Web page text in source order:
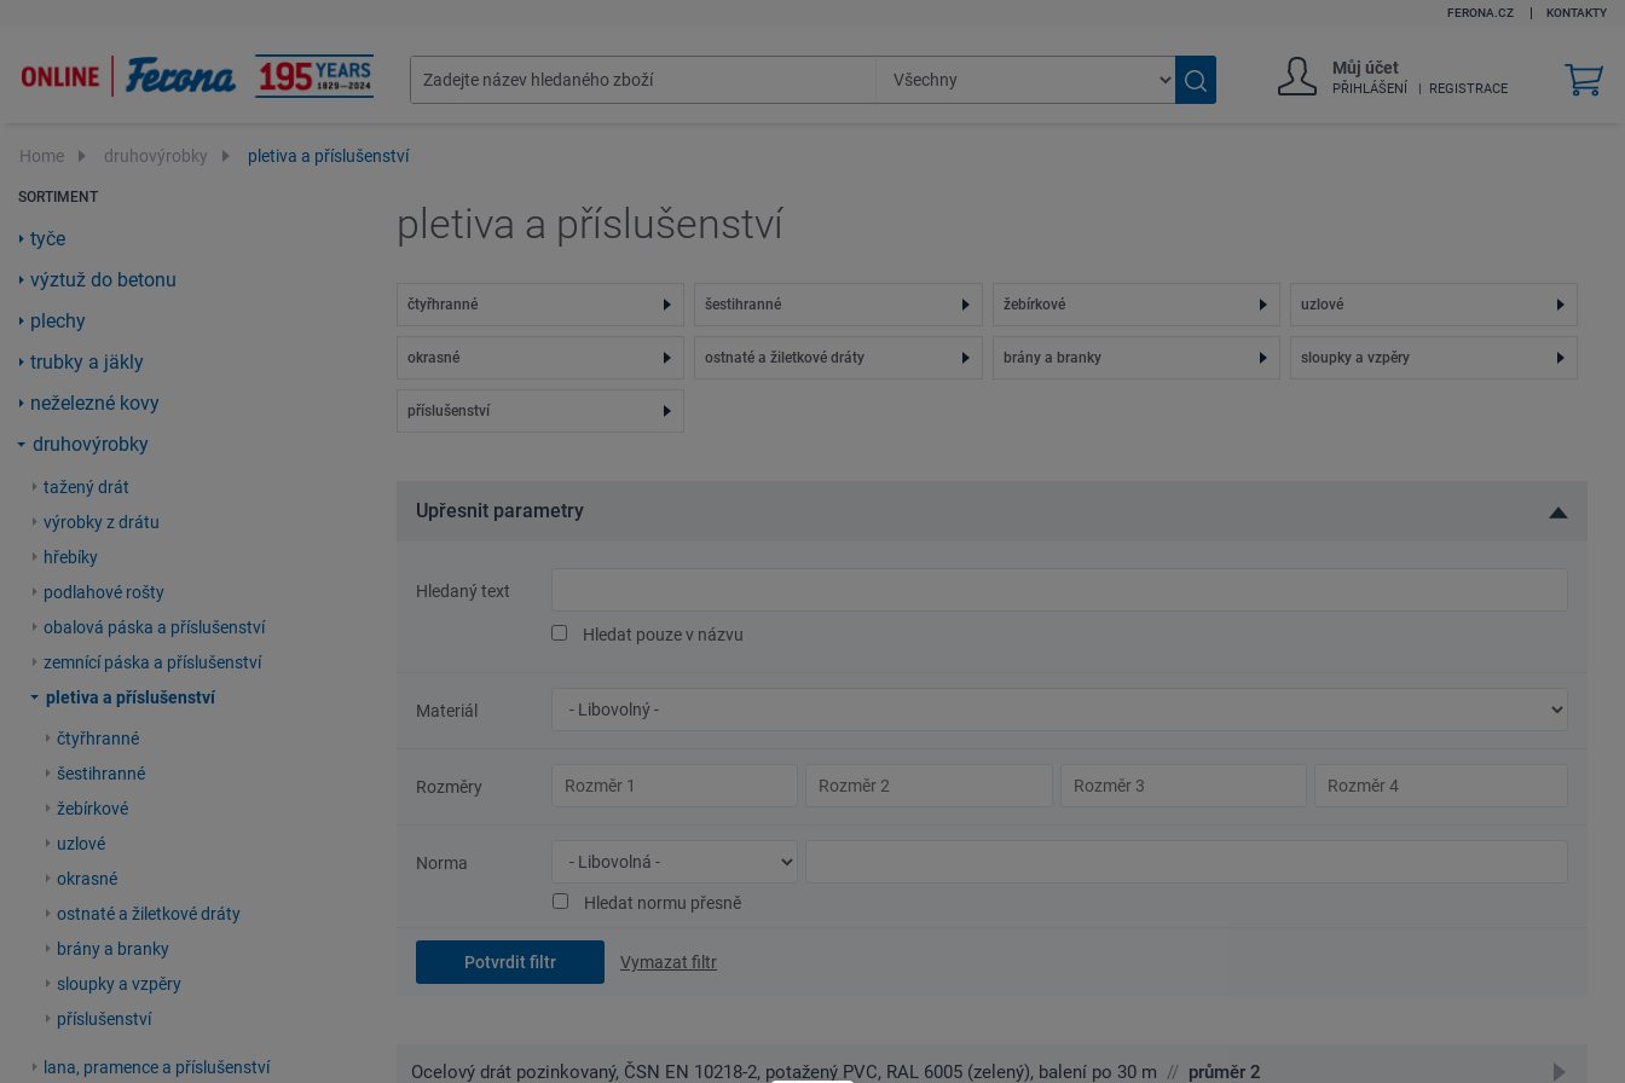
Vyhledat
Můj účet
PŘIHLÁŠENÍ REGISTRACE
v
FERONA.CZ KONTAKTY
Home druhovýrobky pletiva a příslušenství
SORTIMENT
tyče
výztuž do betonu
plechy
trubky a jäkly
neželezné kovy
druhovýrobky
tažený drát
výrobky z drátu
hřebíky
podlahové rošty
obalová páska a příslušenství
zemnící páska a příslušenství
pletiva a příslušenství
čtyřhranné
šestihranné
žebírkové
uzlové
okrasné
ostnaté a žiletkové dráty
brány a branky
sloupky a vzpěry
příslušenství
lana, pramence a příslušenství
pletiva a příslušenství
čtyřhranné šestihranné žebírkové uzlové
okrasné ostnaté a žiletkové dráty brány a branky sloupky a vzpěry
příslušenství
Upřesnit parametry
Hledaný text
Hledat pouze v názvu
Materiál
oceli/materiál
Rozměry
Norma
normy
Hledat normu přesně
Vymazat filtr
Ocelový drát pozinkovaný, ČSN EN 10218-2, potažený PVC, RAL 6005 (zelený), balení po 30 m // průměr 2
přejít